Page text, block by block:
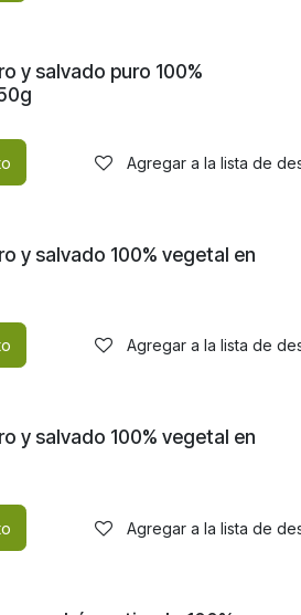
y salvado puro 100%
Agregar a la lista de
y salvado 100% vegetal en
Agregar a la lista de
y salvado 100% vegetal en
Agregar a la lista de